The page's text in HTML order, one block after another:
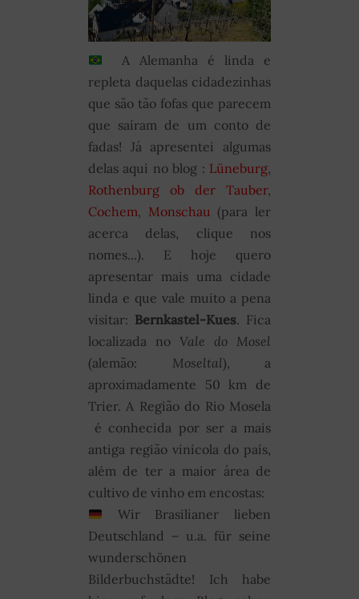
A Alemanha é linda e
repleta daquelas cidadezinhas
que são tão fofas que parecem
que saíram de um conto de
fadas! Já apresentei algumas
delas aqui no blog : Lüneburg,
Rothenburg ob der Tauber,
Cochem, Monschau (para ler
acerca delas, clique nos
nomes...). E hoje quero
apresentar mais uma cidade
linda e que vale muito a pena
visitar: Bernkastel-Kues. Fica
localizada no Vale do Mosel
(alemão: Moseltal), a
aproximadamente 50 km de
Trier. A Região do Rio Mosela
é conhecida por ser a mais
antiga região vinícola do país,
além de ter a maior área de
cultivo de vinho em encostas:
Wir Brasilianer lieben
Deutschland – u.a. für seine
wunderschönen
Bilderbuchstädte! Ich habe